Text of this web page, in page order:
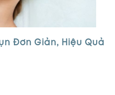
Đơn Giản, Hiệu Quả